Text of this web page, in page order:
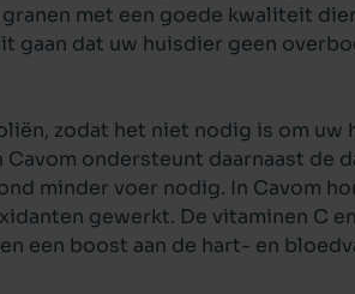
met een goede kwaliteit
gaan dat uw huisdier geen
zodat het niet nodig is om uw
ondersteunt daarnaast de
minder voer nodig. In Cavom
gewerkt. De vitaminen C
een boost aan de hart- en